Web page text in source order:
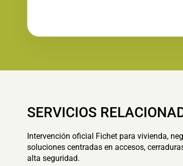
SERVICIOS
Intervención oficial Fichet para vivienda,
soluciones centradas en accesos,
alta seguridad.